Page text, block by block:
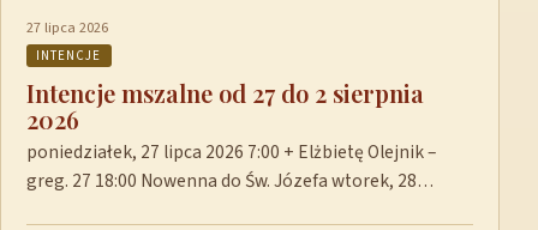
27 lipca 2026
INTENCJE
Intencje mszalne od 27 do 2 sierpnia
2026
poniedziałek, 27 lipca 2026 7:00 + Elżbietę Olejnik –
greg. 27 18:00 Nowenna do Św. Józefa wtorek, 28…